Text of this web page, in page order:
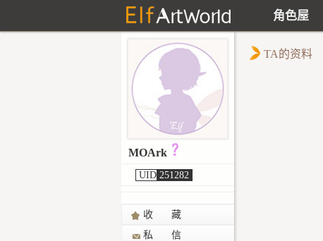
角色屋
MOArk
UID 251282
收 藏
私 信
TA的资料